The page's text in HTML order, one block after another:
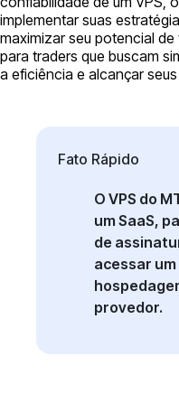
implementar suas
maximizar seu potencial
para traders que buscam
a eficiência e alcançar
O VPS do
um SaaS,
de
acessar
provedor.
Fato Rápido